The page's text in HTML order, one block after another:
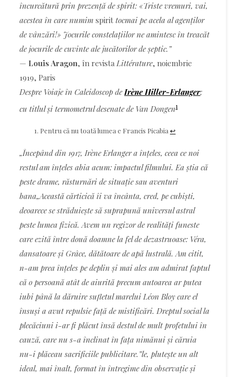
încurcătură prin prezență de spirit: «Triste vremuri, vai,
acestea în care numim spirit tocmai pe acela al agenților
de vânzări!» Jocurile constelațiilor ne amintesc în treacăt
de jocurile de cuvinte ale jucătorilor de șeptic.”
— Louis Aragon, în revistaLittérature, noiembrie
1919, Paris
Despre Voiaje în Caleidoscop deIrène Hiller-Erlanger;
cu titlul și termometrul desenate de Van Dongen1
Pentru că nu toată lumea e Francis Picabia ↩︎
„Începând din 1917, Irène Erlanger a înțeles, ceea ce noi
restul am înțeles abia acum: impactul filmului. Ea știa că
peste drame, răsturnări de situație sau aventuri
bana„Această cărticică îi va încânta, cred, pe cubiști,
deoarece se străduiește să suprapună universul astral
peste lumea fizică. Avem un regizor de realități funeste
care ezită între două doamne la fel de dezastruoase: Véra,
dansatoare și Grâce, dătătoare de apă lustrală. Am citit,
n-am prea înțeles pe deplin și mai ales am admirat faptul
că o persoană atât de aiurită precum autoarea ar putea
iubi până la dăruire sufletul marelui Léon Bloy care el
însuși a avut repulsie față de mistificări. Dreptul social la
plecăciuni i-ar fi plăcut însă destul de mult profetului în
cauză, care nu s-a înclinat în fața nimănui și căruia
nu-i plăceau sacrificiile publicitare.”le, plutește un alt
ideal, mai înalt, format în întregime din observație și